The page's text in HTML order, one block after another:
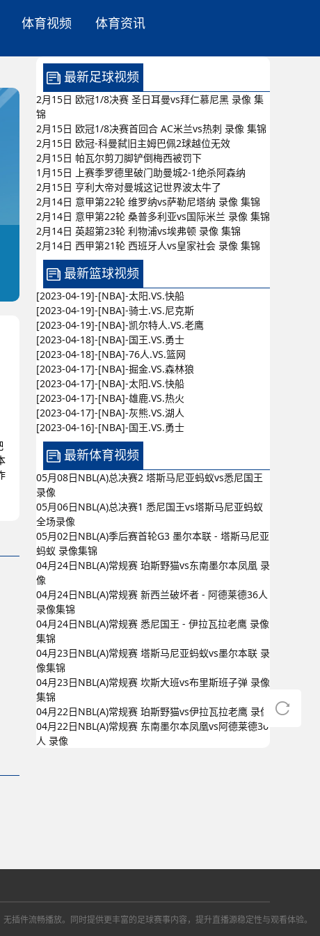
体育视频 体育资讯
最新足球视频
2月15日 欧冠1/8决赛 圣日耳曼vs拜仁慕尼黑 录像 集
锦
2月15日 欧冠1/8决赛首回合 AC米兰vs热刺 录像 集锦
2月15日 欧冠-科曼弑旧主姆巴佩2球越位无效
2月15日 帕瓦尔剪刀脚铲倒梅西被罚下
1月15日 上赛季罗德里破门助曼城2-1绝杀阿森纳
2月15日 亨利大帝对曼城这记世界波太牛了
2月14日 意甲第22轮 维罗纳vs萨勒尼塔纳 录像 集锦
2月14日 意甲第22轮 桑普多利亚vs国际米兰 录像 集锦
2月14日 英超第23轮 利物浦vs埃弗顿 录像 集锦
2月14日 西甲第21轮 西班牙人vs皇家社会 录像 集锦
最新篮球视频
[2023-04-19]-[NBA]-太阳.VS.快船
[2023-04-19]-[NBA]-骑士.VS.尼克斯
[2023-04-19]-[NBA]-凯尔特人.VS.老鹰
[2023-04-18]-[NBA]-国王.VS.勇士
[2023-04-18]-[NBA]-76人.VS.篮网
[2023-04-17]-[NBA]-掘金.VS.森林狼
[2023-04-17]-[NBA]-太阳.VS.快船
[2023-04-17]-[NBA]-雄鹿.VS.热火
[2023-04-17]-[NBA]-灰熊.VS.湖人
[2023-04-16]-[NBA]-国王.VS.勇士
最新体育视频
05月08日NBL(A)总决赛2 塔斯马尼亚蚂蚁vs悉尼国王
录像
05月06日NBL(A)总决赛1 悉尼国王vs塔斯马尼亚蚂蚁
全场录像
05月02日NBL(A)季后赛首轮G3 墨尔本联 - 塔斯马尼亚
蚂蚁 录像集锦
04月24日NBL(A)常规赛 珀斯野猫vs东南墨尔本凤凰 录
像
04月24日NBL(A)常规赛 新西兰破坏者 - 阿德莱德36人
录像集锦
04月24日NBL(A)常规赛 悉尼国王 - 伊拉瓦拉老鹰 录像
集锦
04月23日NBL(A)常规赛 塔斯马尼亚蚂蚁vs墨尔本联 录
像集锦
04月23日NBL(A)常规赛 坎斯大班vs布里斯班子弹 录像
集锦
04月22日NBL(A)常规赛 珀斯野猫vs伊拉瓦拉老鹰 录像
04月22日NBL(A)常规赛 东南墨尔本凤凰vs阿德莱德36
人 录像
件流畅播放。同时提供更丰富的足球赛事内容，提升直播源稳定性与观看体验。